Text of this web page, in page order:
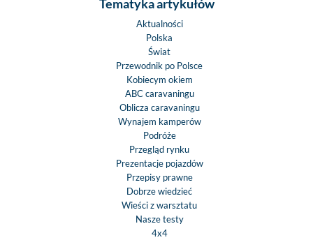
Tematyka artykułów
Aktualności
Polska
Świat
Przewodnik po Polsce
Kobiecym okiem
ABC caravaningu
Oblicza caravaningu
Wynajem kamperów
Podróże
Przegląd rynku
Prezentacje pojazdów
Przepisy prawne
Dobrze wiedzieć
Wieści z warsztatu
Nasze testy
4x4